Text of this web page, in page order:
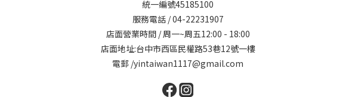
統一編號45185100
服務電話 / 04-22231907
店面營業時間 / 周一~周五12:00 - 18:00
店面地址:台中市西區民權路53巷12號一樓
電郵 /yintaiwan1117@gmail.com